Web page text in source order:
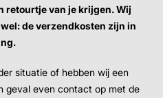
retourtje van je krijgen. Wij
de verzendkosten zijn in
situatie of hebben wij een
geval even contact op met de